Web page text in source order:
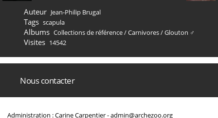
Auteur Jean-Philip Brugal
Tags scapula
Albums Collections de référence/Carnivores/Glouton ♂
Visites 14542
Nous contacter
Administration : Carine Carpentier -admin@archezoo.org